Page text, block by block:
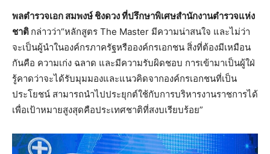
พลตำรวจเอก สมพงษ์ ชิงดวง ที่ปรึกษาพิเศษสำนักงานตำรวจแห่ง
ชาติ กล่าวว่า“หลักสูตร The Master มีความน่าสนใจ และไม่ว่า
จะเป็นผู้นำในองค์กรภาครัฐหรือองค์กรเอกชน สิ่งที่ต้องมีเหมือน
กันคือ ความเก่ง ฉลาด และมีความรับผิดชอบ การเข้ามาเป็นผู้ใฝ่
รู้คาดว่าจะได้รับมุมมองและแนวคิดจากองค์กรเอกชนที่เป็น
ประโยชน์ สามารถนำไปประยุกต์ใช้กับการบริหารงานราชการได้
เพื่อเป้าหมายสูงสุดคือประเทศชาติที่สงบเรียบร้อย”